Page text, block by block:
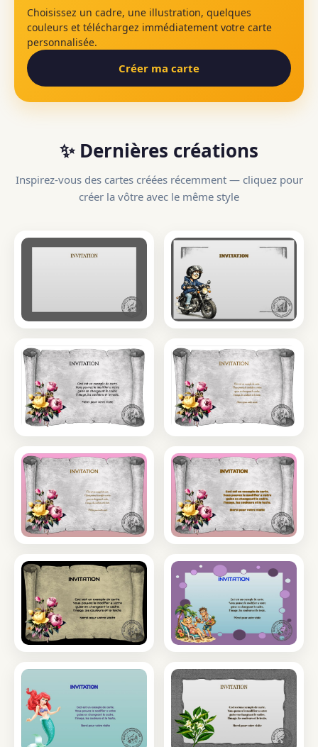
Choisissez un cadre, une illustration, quelques
couleurs et téléchargez immédiatement votre carte
personnalisée.
Créer ma carte
✨ Dernières créations
Inspirez-vous des cartes créées récemment — cliquez pour
créer la vôtre avec le même style